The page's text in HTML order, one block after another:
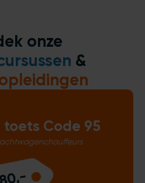
onze
&
Code 95